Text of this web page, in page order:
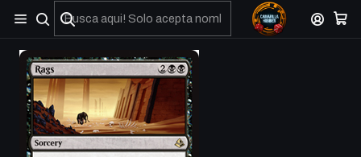
No olviden reportar sus depositos y transferencias por Whatsapp